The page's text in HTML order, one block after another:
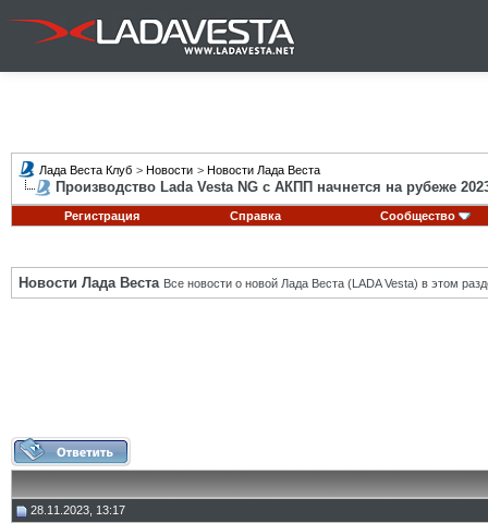
Лада Веста Клуб > Новости > Новости Лада Веста
Производство Lada Vesta NG с АКПП начнется на рубеже
Регистрация Справка Сообщество
Новости Лада Веста Все новости о новой Лада Веста (LADA Vesta) в этом
28.11.2023, 13:17